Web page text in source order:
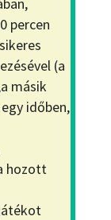
percen
(a
másik
időben,
hozott